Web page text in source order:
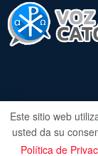
Este sitio web
usted da su
Política de